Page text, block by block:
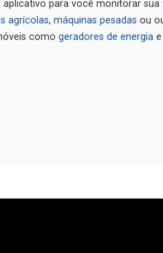
para você monitorar sua
agrícolas, máquinas pesadas ou
como geradores de energia e